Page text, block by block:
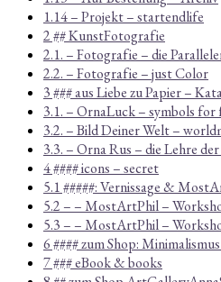
1.14 – Projekt – startendlife
2 ## KunstFotografie
2.1. – Fotografie – die
2.2. – Fotografie – just Color
3 ### aus Liebe zu Papier –
3.1. – OrnaLuck – symbols
3.2. – Bild Deiner Welt –
3.3. – Orna Rus – die Lehre
4 #### icons – secret
5.1 #####: Vernissage &
5.2 – – MostArtPhil –
5.3 – – MostArtPhil –
6 #### zum Shop:
7 ### eBook & books